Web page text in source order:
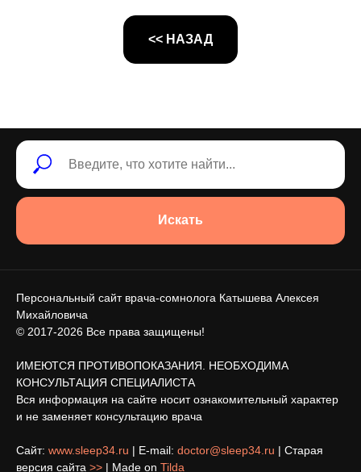
<< НАЗАД
Искать
Персональный сайт врача-сомнолога Катышева Алексея
Михайловича
© 2017-2026 Все права защищены!
ИМЕЮТСЯ ПРОТИВОПОКАЗАНИЯ. НЕОБХОДИМА
КОНСУЛЬТАЦИЯ СПЕЦИАЛИСТА
Вся информация на сайте носит ознакомительный характер
и не заменяет консультацию врача
Сайт: www.sleep34.ru | E-mail: doctor@sleep34.ru | Старая
версия сайта >> | Made on Tilda